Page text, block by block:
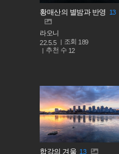
황매산의 별밤과 반영 13
라오니
22.5.5
조회 189
추천 수 12
합강의 겨울 13